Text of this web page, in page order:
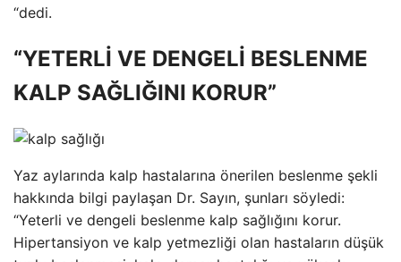
“dedi.
“YETERLİ VE DENGELİ BESLENME
KALP SAĞLIĞINI KORUR”
Yaz aylarında kalp hastalarına önerilen beslenme şekli
hakkında bilgi paylaşan Dr. Sayın, şunları söyledi:
“Yeterli ve dengeli beslenme kalp sağlığını korur.
Hipertansiyon ve kalp yetmezliği olan hastaların düşük